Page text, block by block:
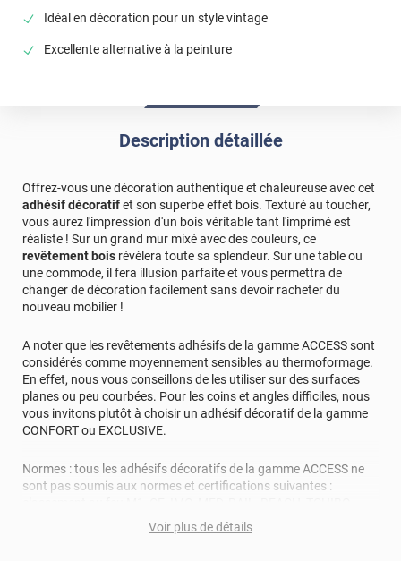
Idéal en décoration pour un style vintage
Excellente alternative à la peinture
Description détaillée
Offrez-vous une décoration authentique et chaleureuse avec cet
adhésif décoratifet son superbe effet bois. Texturé au toucher,
vous aurez l'impression d'un bois véritable tant l'imprimé est
réaliste ! Sur un grand mur mixé avec des couleurs, ce
revêtement bois révèlera toute sa splendeur. Sur une table ou
une commode, il fera illusion parfaite et vous permettra de
changer de décoration facilement sans devoir racheter du
nouveau mobilier !
A noter que les revêtements adhésifs de la gamme ACCESS sont
considérés comme moyennement sensibles au thermoformage.
En effet, nous vous conseillons de les utiliser sur des surfaces
planes ou peu courbées. Pour les coins et angles difficiles, nous
vous invitons plutôt à choisir un adhésif décoratif de la gamme
CONFORT ou EXCLUSIVE.
Normes : tous les adhésifs décoratifs de la gamme ACCESS ne
sont pas soumis aux normes et certifications suivantes :
TABER TEST, VOC. N'hésitez pas à prendre connaissance de la
fiche technique ou à contacter nos conseillers pour toutes
Voir plus de détails